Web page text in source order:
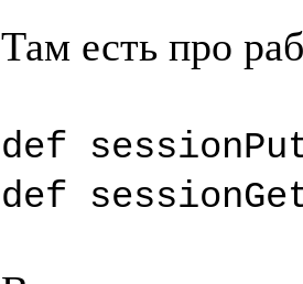
Там есть про
def
def